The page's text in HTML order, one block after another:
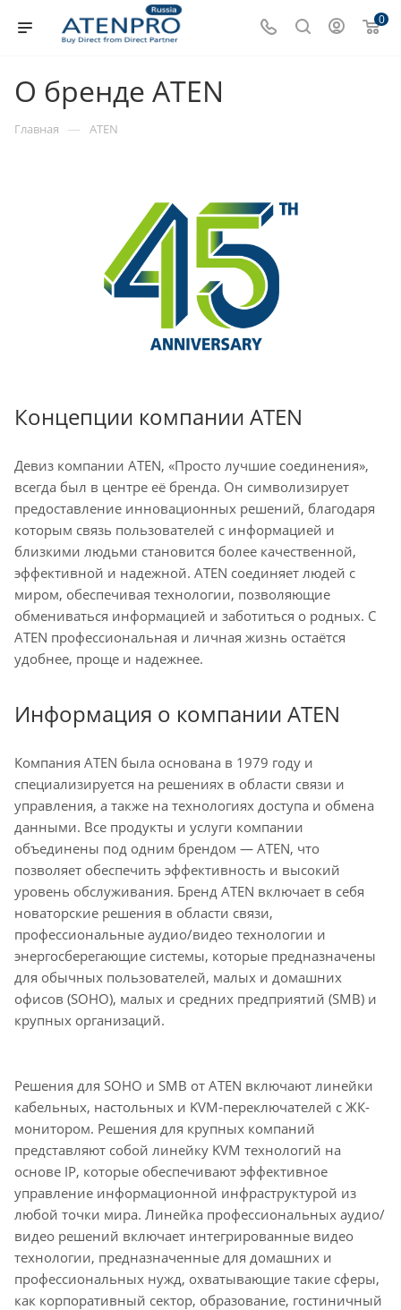
0
О бренде ATEN
Главная — ATEN
Концепции компании ATEN
Девиз компании ATEN, «Просто лучшие соединения»,
всегда был в центре её бренда. Он символизирует
предоставление инновационных решений, благодаря
которым связь пользователей с информацией и
близкими людьми становится более качественной,
эффективной и надежной. ATEN соединяет людей с
миром, обеспечивая технологии, позволяющие
обмениваться информацией и заботиться о родных. С
ATEN профессиональная и личная жизнь остаётся
удобнее, проще и надежнее.
Информация о компании ATEN
Компания ATEN была основана в 1979 году и
специализируется на решениях в области связи и
управления, а также на технологиях доступа и обмена
данными. Все продукты и услуги компании
объединены под одним брендом — ATEN, что
позволяет обеспечить эффективность и высокий
уровень обслуживания. Бренд ATEN включает в себя
новаторские решения в области связи,
профессиональные аудио/видео технологии и
энергосберегающие системы, которые предназначены
для обычных пользователей, малых и домашних
офисов (SOHO), малых и средних предприятий (SMB) и
крупных организаций.
Решения для SOHO и SMB от ATEN включают линейки
кабельных, настольных и KVM-переключателей с ЖК-
монитором. Решения для крупных компаний
представляют собой линейку KVM технологий на
основе IP, которые обеспечивают эффективное
управление информационной инфраструктурой из
любой точки мира. Линейка профессиональных аудио/
видео решений включает интегрированные видео
технологии, предназначенные для домашних и
профессиональных нужд, охватывающие такие сферы,
как корпоративный сектор, образование, гостиничный